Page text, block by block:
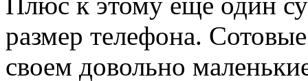
размер телефона.
своем довольно